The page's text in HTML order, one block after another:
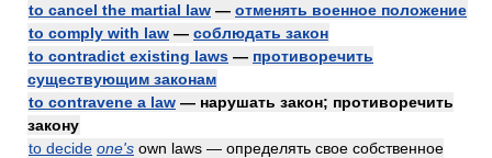
to cancel the martial law — отменять военное положение
to comply with law — соблюдать закон
to contradict existing laws — противоречить
существующим законам
to contravene a law — нарушать закон; противоречить
закону
to decide one's own laws — определять свое собственное